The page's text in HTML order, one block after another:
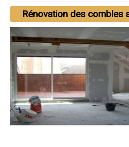
Rénovation des combles